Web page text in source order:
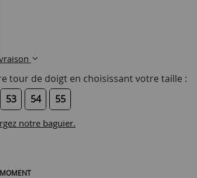
tour de doigt en choisissant votre taille :
53 54 55
notre baguier.